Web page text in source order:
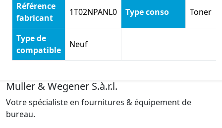
Référence
fabricant
1T02NPANL0 Type conso Toner
Type de
compatible
Neuf
Muller & Wegener S.à.r.l.
Votre spécialiste en fournitures & équipement de
bureau.